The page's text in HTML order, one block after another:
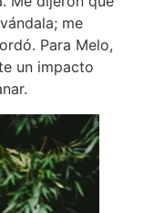
me
Para Melo,
un impacto